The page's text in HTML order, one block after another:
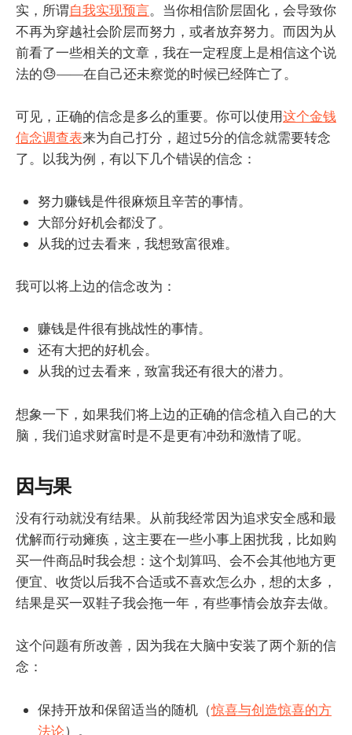
实，所谓自我实现预言。当你相信阶层固化，会导致你
不再为穿越社会阶层而努力，或者放弃努力。而因为从
前看了一些相关的文章，我在一定程度上是相信这个说
法的😓——在自己还未察觉的时候已经阵亡了。
可见，正确的信念是多么的重要。你可以使用这个金钱
信念调查表来为自己打分，超过5分的信念就需要转念
了。以我为例，有以下几个错误的信念：
努力赚钱是件很麻烦且辛苦的事情。
大部分好机会都没了。
从我的过去看来，我想致富很难。
我可以将上边的信念改为：
赚钱是件很有挑战性的事情。
还有大把的好机会。
从我的过去看来，致富我还有很大的潜力。
想象一下，如果我们将上边的正确的信念植入自己的大
脑，我们追求财富时是不是更有冲劲和激情了呢。
因与果
没有行动就没有结果。从前我经常因为追求安全感和最
优解而行动瘫痪，这主要在一些小事上困扰我，比如购
买一件商品时我会想：这个划算吗、会不会其他地方更
便宜、收货以后我不合适或不喜欢怎么办，想的太多，
结果是买一双鞋子我会拖一年，有些事情会放弃去做。
这个问题有所改善，因为我在大脑中安装了两个新的信
念：
保持开放和保留适当的随机（惊喜与创造惊喜的方
法论）。